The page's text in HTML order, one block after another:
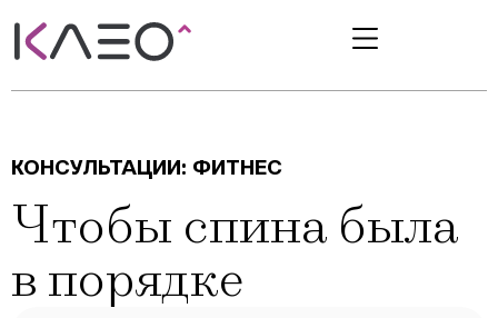
КОНСУЛЬТАЦИИ: ФИТНЕС
Чтобы спина была
в порядке